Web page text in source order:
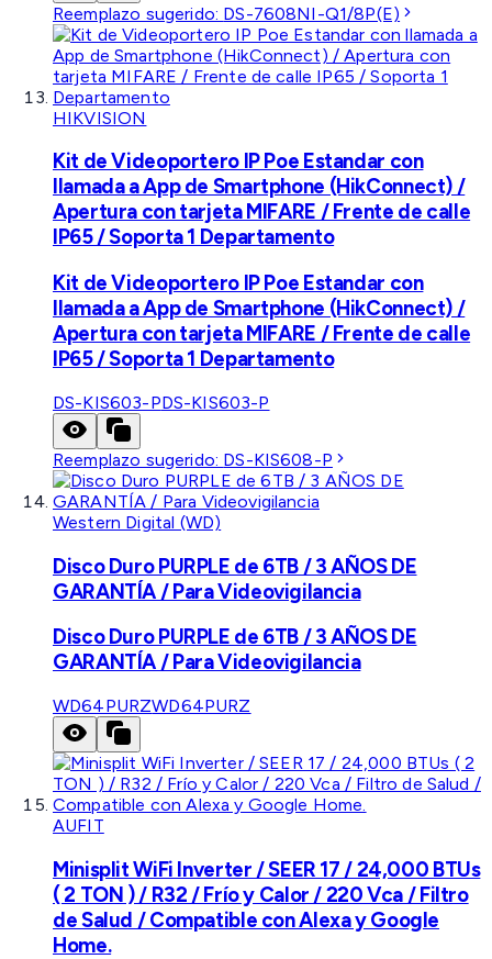
Reemplazo sugerido: DS-7608NI-Q1/8P(E)
HIKVISION
Kit de Videoportero IP Poe Estandar con
llamada a App de Smartphone (HikConnect) /
Apertura con tarjeta MIFARE / Frente de calle
IP65 / Soporta 1 Departamento
Kit de Videoportero IP Poe Estandar con
llamada a App de Smartphone (HikConnect) /
Apertura con tarjeta MIFARE / Frente de calle
IP65 / Soporta 1 Departamento
DS-KIS603-PDS-KIS603-P
Reemplazo sugerido: DS-KIS608-P
Western Digital (WD)
Disco Duro PURPLE de 6TB / 3 AÑOS DE
GARANTÍA / Para Videovigilancia
Disco Duro PURPLE de 6TB / 3 AÑOS DE
GARANTÍA / Para Videovigilancia
WD64PURZWD64PURZ
AUFIT
Minisplit WiFi Inverter / SEER 17 / 24,000 BTUs
( 2 TON ) / R32 / Frío y Calor / 220 Vca / Filtro
de Salud / Compatible con Alexa y Google
Home.